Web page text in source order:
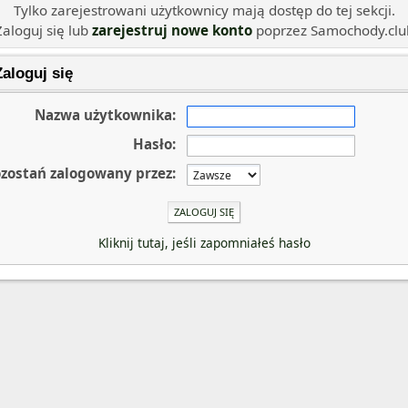
Tylko zarejestrowani użytkownicy mają dostęp do tej sekcji.
się lub zarejestruj nowe kontopoprzez
się
Nazwa użytkownika:
Hasło:
zalogowany przez:
Kliknij tutaj, jeśli zapomniałeś hasło